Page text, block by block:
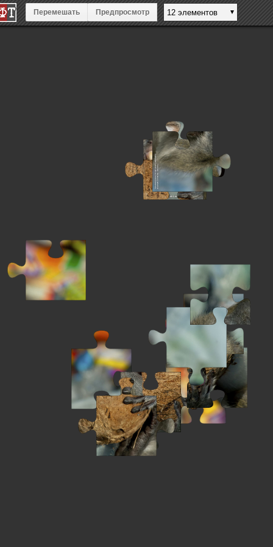
Перемешать Предпросмотр